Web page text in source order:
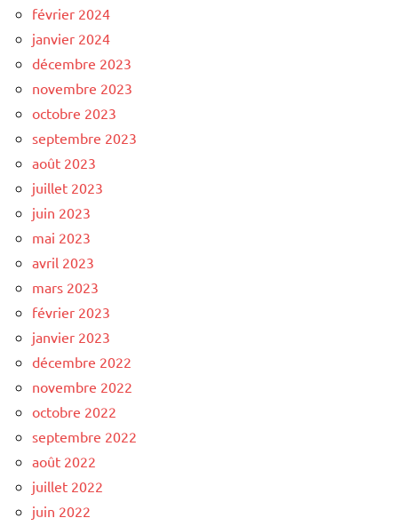
février 2024
janvier 2024
décembre 2023
novembre 2023
octobre 2023
septembre 2023
août 2023
juillet 2023
juin 2023
mai 2023
avril 2023
mars 2023
février 2023
janvier 2023
décembre 2022
novembre 2022
octobre 2022
septembre 2022
août 2022
juillet 2022
juin 2022